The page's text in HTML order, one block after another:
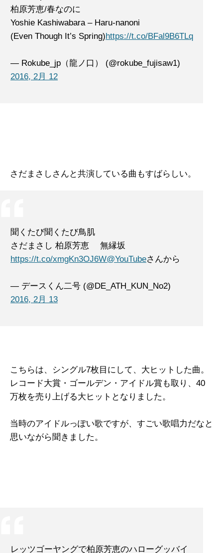
柏原芳恵/春なのに
Yoshie Kashiwabara – Haru-nanoni
(Even Though It’s Spring)https://t.co/BFal9B6TLq
— Rokube_jp（龍ノ口） (@rokube_fujisaw1)
2016, 2月 12
さだまさしさんと共演している曲もすばらしい。
聞くたび聞くたび鳥肌
さだまさし 柏原芳恵 無縁坂
https://t.co/xmgKn3OJ6W@YouTubeさんから
— デースくん二号 (@DE_ATH_KUN_No2)
2016, 2月 13
こちらは、シングル7枚目にして、大ヒットした曲。
レコード大賞・ゴールデン・アイドル賞も取り、40
万枚を売り上げる大ヒットとなりました。
当時のアイドルっぽい歌ですが、すごい歌唱力だなと
思いながら聞きました。
レッツゴーヤングで柏原芳恵のハローグッバイ